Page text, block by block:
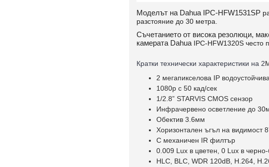
Моделът на Dahua IPC-HFW1531SP
разстояние до 30 метра.
Съчетанието от висока резолюци,
камерата Dahua IPC-HFW1320S често
Кратки технически характеристики на 2
2 мегапикселова IP
1080p с 50 кад/сек
1/2.8” STARVIS CMOS сензор
Инфрачервено осветление до
Обектив 3.6мм
Хоризонтален ъгъл на видимост
С механичен IR филтър
0.009 Lux в цветен, 0 Lux в
HLC, BLC, WDR 120dB, H.264,